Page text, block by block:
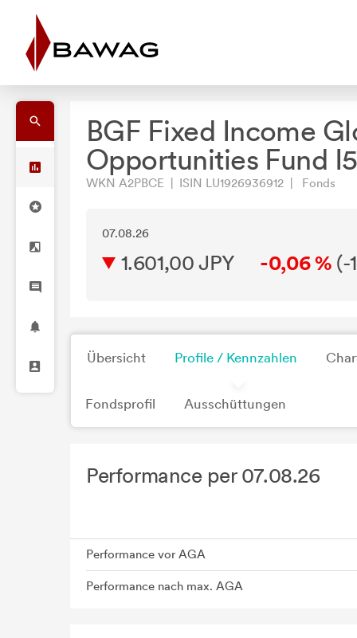
BGF Fixed Income
Opportunities Fund
WKN A2PBCE | ISIN LU1926936912 | Fonds
07.08.26
1.601,00 JPY -0,06 % (-
Übersicht Profile / Kennzahlen
Fondsprofil Ausschüttungen
Performance per 07.08.26
Performance vor AGA
Performance nach max. AGA